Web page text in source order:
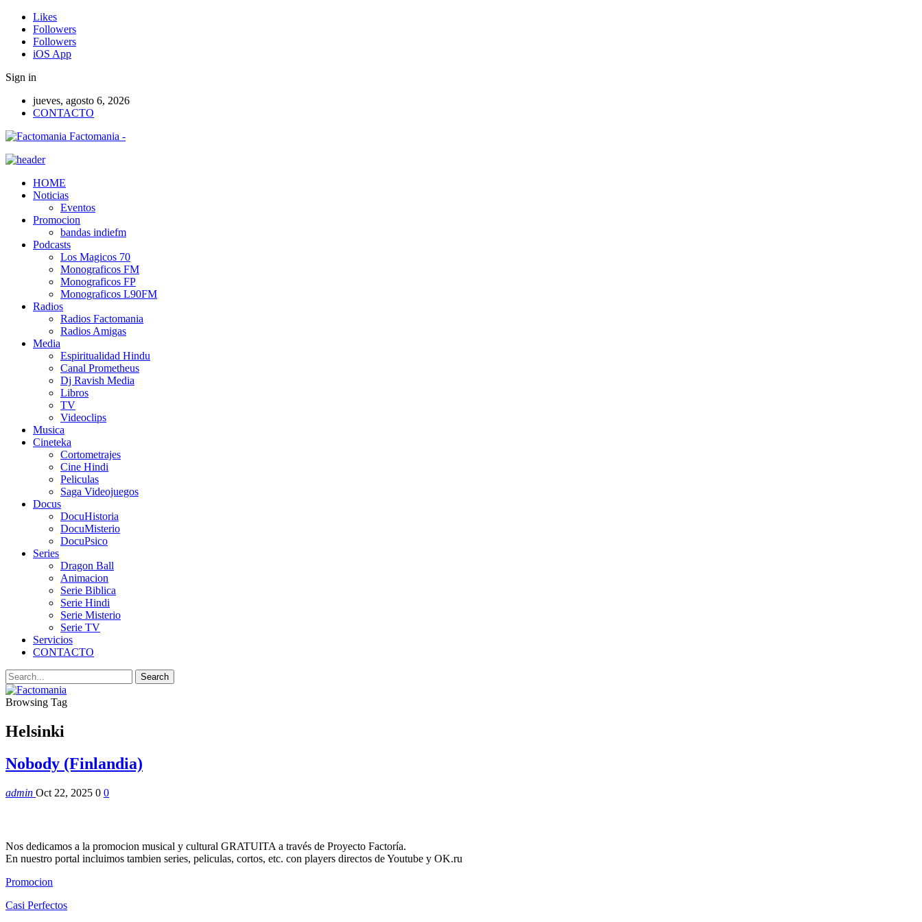
Likes
Followers
Followers
iOS App
Sign in
jueves, agosto 6, 2026
CONTACTO
Factomania -
HOME
Noticias
Eventos
Promocion
bandas indiefm
Podcasts
Los Magicos 70
Monograficos FM
Monograficos FP
Monograficos L90FM
Radios
Radios Factomania
Radios Amigas
Media
Espiritualidad Hindu
Canal Prometheus
Dj Ravish Media
Libros
TV
Videoclips
Musica
Cineteka
Cortometrajes
Cine Hindi
Peliculas
Saga Videojuegos
Docus
DocuHistoria
DocuMisterio
DocuPsico
Series
Dragon Ball
Animacion
Serie Biblica
Serie Hindi
Serie Misterio
Serie TV
Servicios
CONTACTO
Browsing Tag
Helsinki
Nobody (Finlandia)
admin Oct 22, 2025 0 0
Nos dedicamos a la promocion musical y cultural GRATUITA a través de Proyecto Factoría.
En nuestro portal incluimos tambien series, peliculas, cortos, etc. con players directos de Youtube y OK.ru
Promocion
Casi Perfectos